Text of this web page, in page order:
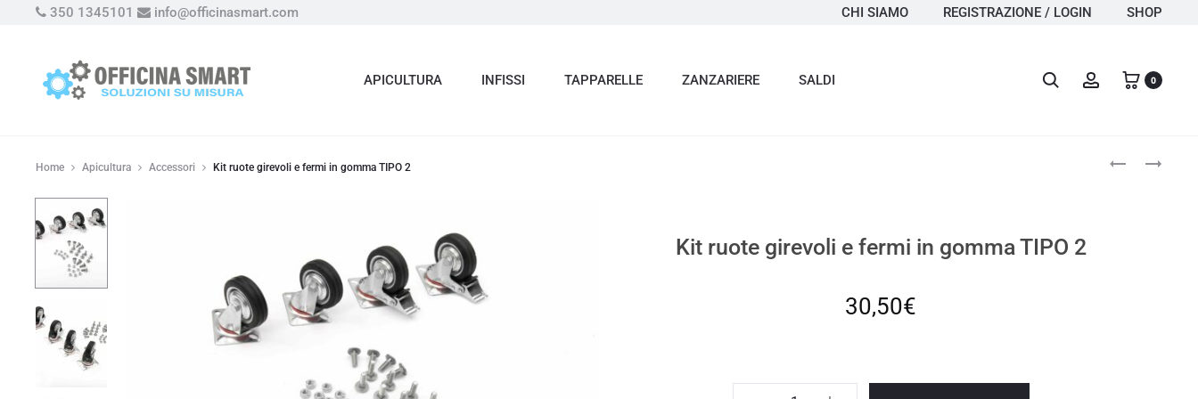
350 1345101 info@officinasmart.com CHI SIAMO REGISTRAZIONE / LOGIN SHOP
APICULTURA INFISSI TAPPARELLE ZANZARIERE SALDI Search Account0
CARRELLO
GIUNTO
Home Apicultura Accessori Kit ruote girevoli e fermi in gomma TIPO 2
Kit ruote girevoli e fermi in gomma TIPO 2
30,50€